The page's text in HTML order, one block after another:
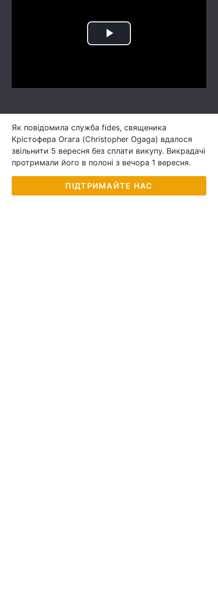
Статті
Думки
Контакти
Play
Як повідомила служба fides, священика
Крістофера Огага (Christopher Ogaga) вдалося
звільнити 5 вересня без сплати викупу. Викрадачі
протримали його в полоні з вечора 1 вересня.
ПІДТРИМАЙТЕ НАС